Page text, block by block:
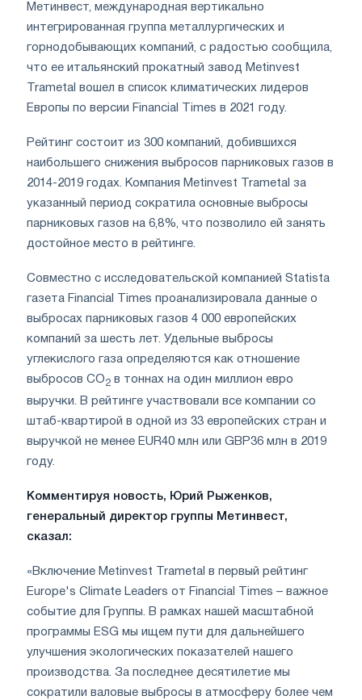
Метинвест, международная вертикально
интегрированная группа металлургических и
горнодобывающих компаний, с радостью сообщила,
что ее итальянский прокатный завод Metinvest
Trametal вошел в список климатических лидеров
Европы по версии Financial Times в 2021 году.
Рейтинг состоит из 300 компаний, добившихся
наибольшего снижения выбросов парниковых газов в
2014-2019 годах. Компания Metinvest Trametal за
указанный период сократила основные выбросы
парниковых газов на 6,8%, что позволило ей занять
достойное место в рейтинге.
Совместно с исследовательской компанией Statista
газета Financial Times проанализировала данные о
выбросах парниковых газов 4 000 европейских
компаний за шесть лет. Удельные выбросы
углекислого газа определяются как отношение
выбросов СО2 в тоннах на один миллион евро
выручки. В рейтинге участвовали все компании со
штаб-квартирой в одной из 33 европейских стран и
выручкой не менее EUR40 млн или GBP36 млн в 2019
году.
Комментируя новость, Юрий Рыженков,
генеральный директор группы Метинвест,
сказал:
«Включение Metinvest Trametal в первый рейтинг
Europe's Climate Leaders от Financial Times – важное
событие для Группы. В рамках нашей масштабной
программы ESG мы ищем пути для дальнейшего
улучшения экологических показателей нашего
производства. За последнее десятилетие мы
сократили валовые выбросы в атмосферу более чем